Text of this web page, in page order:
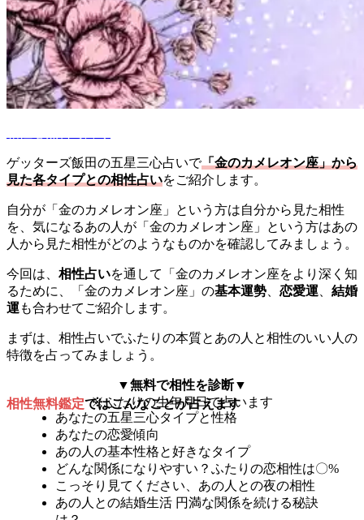
ゲッターズ飯田の五星三心占いで「金のカメレオン座」から
見た各タイプとの相性占いをご紹介します。
自分が「金のカメレオン座」という方は自分から見た相性
を、気になるあの人が「金のカメレオン座」という方はあの
人から見た相性がどのようなものかを確認してみましょう。
今回は、 相性占いを通して「金のカメレオン座をより深く知
るために、「金のカメレオン座」の基本運勢 恋愛運
結婚
運 も合わせてご紹介します。
まずは、相性占いでふたりの本質とあの人と相性のいい人の
特徴を占ってみましょう。
▼無料で相性を診断▼
※ふたりの生年月日で占います
相性無料鑑定ではこんなことが占えます
あなたの五星三心タイプと性格
あなたの恋愛傾向
あの人の基本性格と好きなタイプ
どんな関係になりやすい？ふたりの恋相性は〇%
こっそり見てください、あの人との夜の相性
あの人との結婚生活 円満な関係を続ける秘訣